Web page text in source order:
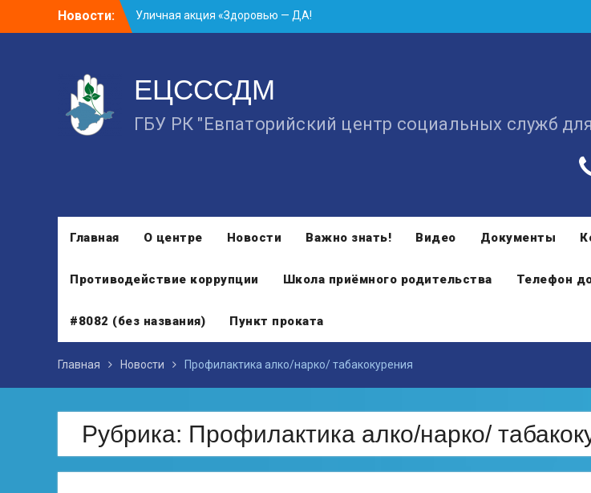
Новости:
Уличная акция «Здоровью — ДА!
Наркотикам — НЕТ!»
Cоциологический опрос граждан
старше 55 лет по вопросам занятости
ЕЦСССДМ
ГБУ РК "Евпаторийский центр социальных служб
Главная О центре Новости Важно знать! Видео Документы
Противодействие коррупции Школа приёмного родительства Телефон
#8082 (без названия) Пункт проката
Главная Новости Профилактика алко/нарко/ табакокурения
Рубрика: Профилактика алко/нарко/